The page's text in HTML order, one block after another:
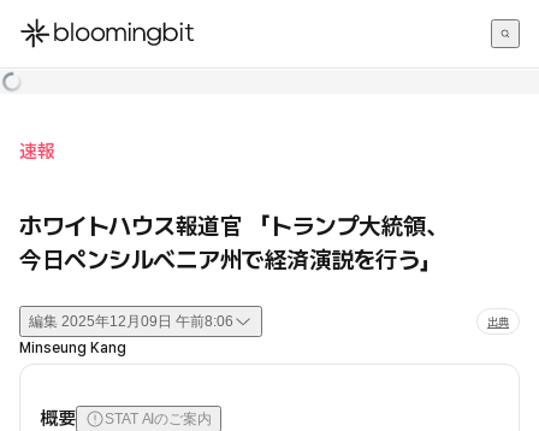
한국어
速報
ホワイトハウス報道官 「トランプ大統領、
今日ペンシルベニア州で経済演説を行う」
編集 2025年12月09日 午前8:06 出典
Minseung Kang
概要 STAT AIのご案内